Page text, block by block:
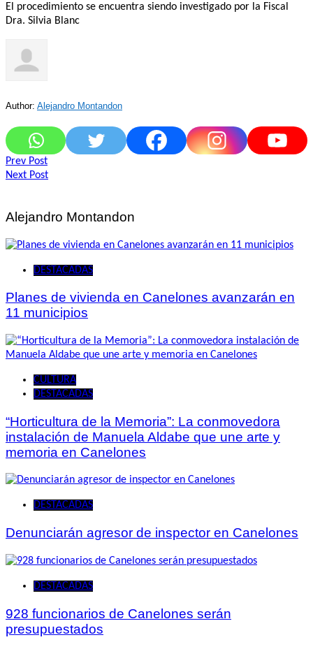
El procedimiento se encuentra siendo investigado por la Fiscal
Dra. Silvia Blanc
Author: Alejandro Montandon
Navegación
de
Prev Post
Next Post
Alejandro Montandon
DESTACADAS
Planes de vivienda en Canelones avanzarán en
11 municipios
CULTURA
DESTACADAS
“Horticultura de la Memoria”: La conmovedora
instalación de Manuela Aldabe que une arte y
memoria en Canelones
DESTACADAS
Denunciarán agresor de inspector en Canelones
DESTACADAS
928 funcionarios de Canelones serán
presupuestados